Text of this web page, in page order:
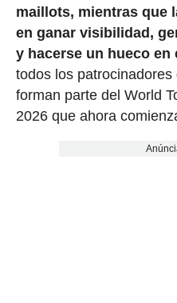
maillots, mientras que
en ganar visibilidad,
y hacerse un hueco en
todos los
forman parte del World
2026 que ahora